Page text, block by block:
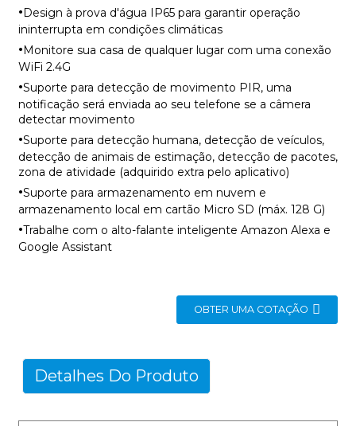
·Design à prova d'água IP65 para garantir operação
ininterrupta em condições climáticas
·Monitore sua casa de qualquer lugar com uma conexão
WiFi 2.4G
·Suporte para detecção de movimento PIR, uma
notificação será enviada ao seu telefone se a câmera
detectar movimento
·Suporte para detecção humana, detecção de veículos,
detecção de animais de estimação, detecção de pacotes,
zona de atividade (adquirido extra pelo aplicativo)
·Suporte para armazenamento em nuvem e
armazenamento local em cartão Micro SD (máx. 128 G)
·Trabalhe com o alto-falante inteligente Amazon Alexa e
Google Assistant
OBTER UMA COTAÇÃO
Detalhes Do Produto